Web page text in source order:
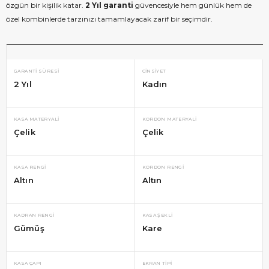
özgün bir kişilik katar. 2 Yıl garanti güvencesiyle hem günlük hem de
özel kombinlerde tarzınızı tamamlayacak zarif bir seçimdir.
GARANTI SÜRESI
2 Yıl
CINSIYET
Kadın
KASA MATERYALI
Çelik
KORDON MATERYALI
Çelik
KASA RENGI
Altın
KORDON RENGI
Altın
KADRAN RENGI
Gümüş
KASA ŞEKLI
Kare
KASA ÇAPI EKRAN TIPI